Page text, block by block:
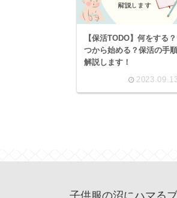
【保活TODO】何をする
つから始める？保活の手順
解説します！